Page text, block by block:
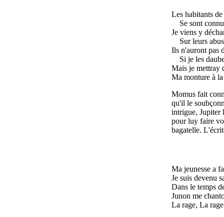
Les habitants
Se sont
Je viens y
Sur leurs
Ils n'auront pas
Si je les
Mais je mettray
Ma monture à
Momus fait
qu'il le
intrigue, Jupiter
pour luy faire
bagatelle.
Ma jeunesse a
Je suis devenu
Dans le temps
Junon me
La rage, La